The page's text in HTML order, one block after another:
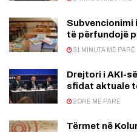
Subvencionimi
të përfundojë
31 MINUTA MË PARË
Drejtori i AKI-
sfidat aktuale
2 ORË MË PARË
Tërmet në